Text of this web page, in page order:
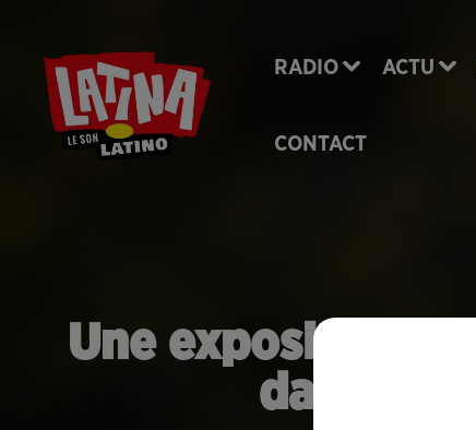
RADIO ACTU
CONTACT
Une exposition
dans un